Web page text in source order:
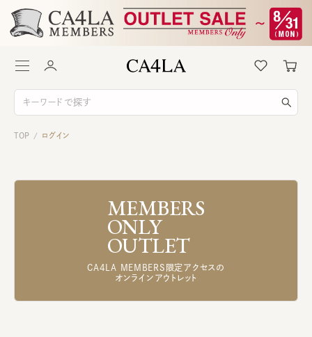
TOP / ログイン
MEMBERS
ONLY
OUTLET
CA4LA MEMBERS限定アクセスの
オンラインアウトレット